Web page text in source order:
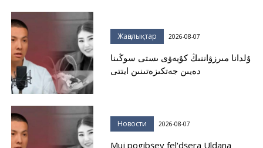
Жаңалықтар 2026-08-07
ۇلدانا مىرزۋاننىڭ كۇيەۋى ىستى سوڭىنا
دەيىن جەتكىزەتىنىن ايتتى
Новости 2026-08-07
Muj pogibşey fel'dşera Uldana